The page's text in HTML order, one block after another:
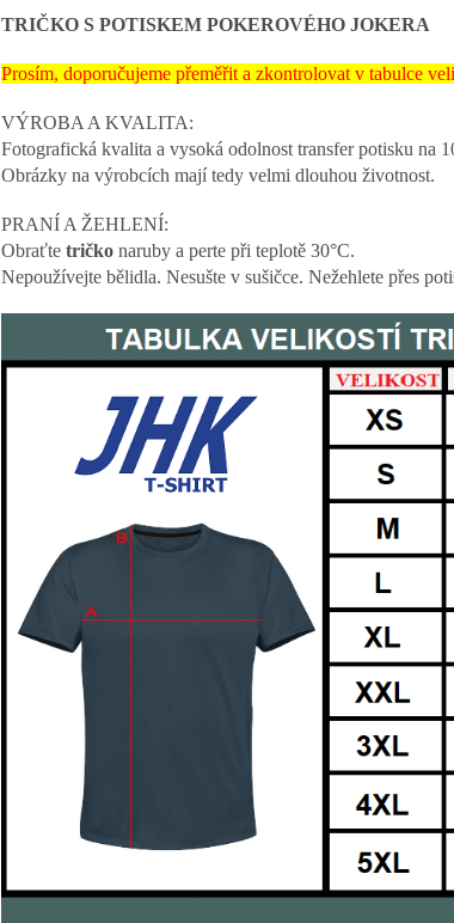
TRIČKO S POTISKEM POKEROVÉHO JOKERA
Prosím, doporučujeme přeměřit a zkontrolovat v tabulce
VÝROBA A KVALITA:
Fotografická kvalita a vysoká odolnost transfer potisku na
Obrázky na výrobcích mají tedy velmi dlouhou životnost.
PRANÍ A ŽEHLENÍ:
Obraťte tričko naruby a perte při teplotě 30°C.
Nepoužívejte bělidla. Nesušte v sušičce. Nežehlete přes